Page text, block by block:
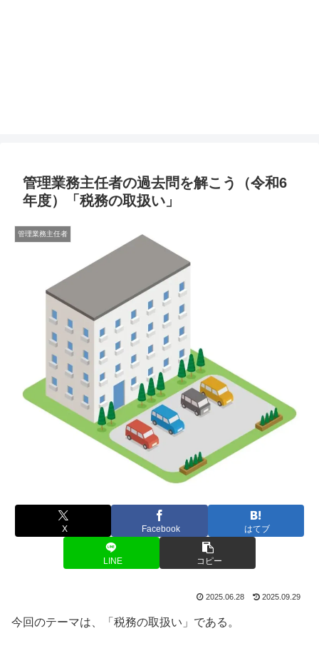
管理業務主任者の過去問を解こう（令和6
年度）「税務の取扱い」
管理業務主任者
X Facebook はてブ
LINE コピー
2025.06.28 2025.09.29
今回のテーマは、「税務の取扱い」である。